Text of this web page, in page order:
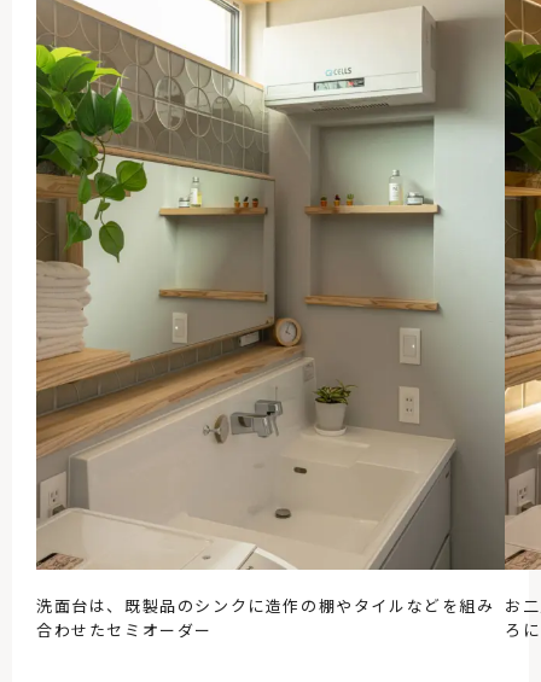
洗面台は、既製品のシンクに造作の棚やタイルなどを組み
合わせたセミオーダー
お
ろ